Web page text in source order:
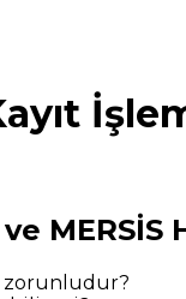
MERSİS
zorunludur?